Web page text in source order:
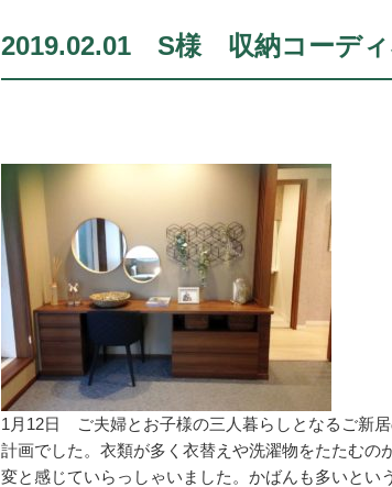
2019.02.01 S様 収納コーディ
1月12日 ご夫婦とお子様の三人暮らしとなるご新
計画でした。衣類が多く衣替えや洗濯物をたたむの
変と感じていらっしゃいました。かばんも多いとい